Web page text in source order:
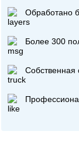
Обработано
Более 300
Собственная